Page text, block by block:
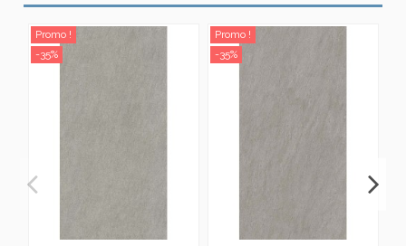
Promo !
-35%
Promo !
-35%